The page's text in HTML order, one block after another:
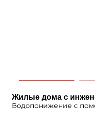
Жилые дома с
Водопонижение с